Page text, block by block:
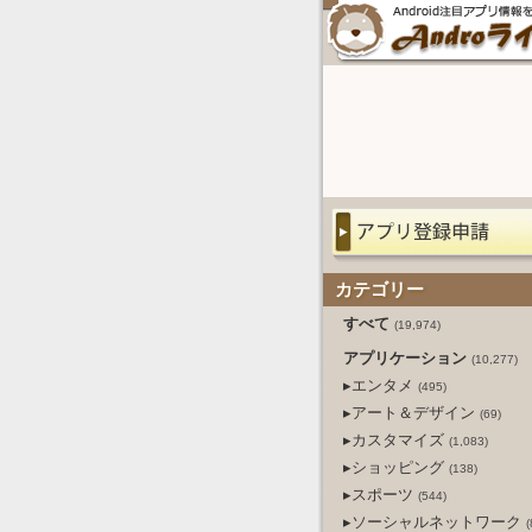
カテゴリー
すべて (19,974)
アプリケーション (10,277)
▸エンタメ (495)
▸アート＆デザイン (69)
▸カスタマイズ (1,083)
▸ショッピング (138)
▸スポーツ (544)
▸ソーシャルネットワーク